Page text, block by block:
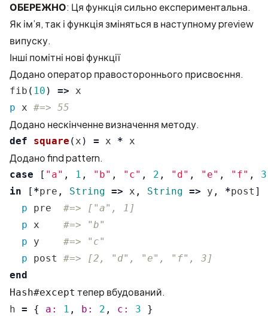
ОБЕРЕЖНО: Ця функція сильно експериментальна.
Як ім’я, так і функція зміняться в наступному preview
випуску.
Інші помітні нові функції
Додано оператор правостороннього присвоєння.
fib ( 10 ) =>
x
p
x #=> 55
Додано нескінченне визначення методу.
def square ( x ) = x * x
Додано find pattern.
case [ "a" , 1 , "b" , "c" , 2 , "d" , "e" , "f" , 3
in
[ *pre , String => x , String => y , *post ]
p
pre
#=> ["a", 1]
p
x
#=> "b"
p
y
#=> "c"
p
post
#=> [2, "d", "e", "f", 3]
end
Hash#except тепер вбудований.
h = { a: 1 , b: 2 , c: 3 }